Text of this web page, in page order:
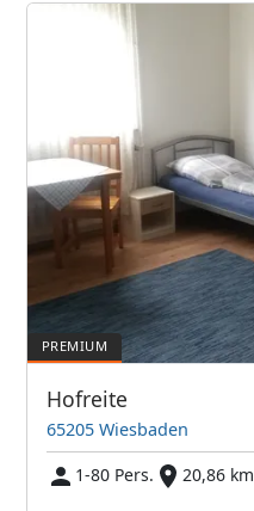
Hofreite
65205 Wiesbaden
1-80 Pers.
20,86 km